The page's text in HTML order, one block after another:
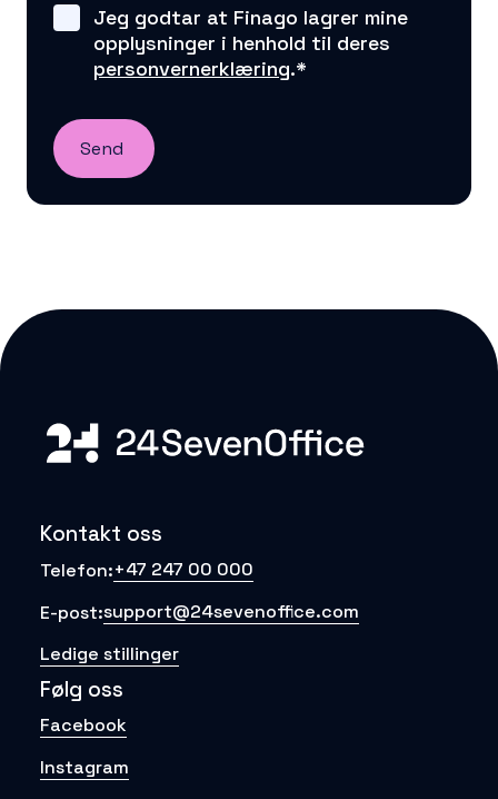
Jeg godtar at Finago lagrer mine
opplysninger i henhold til deres
personvernerklæring.*
Kontakt oss
Telefon:+47 247 00 000
E-post:support@24sevenoffice.com
Ledige stillinger
Følg oss
Facebook
Instagram